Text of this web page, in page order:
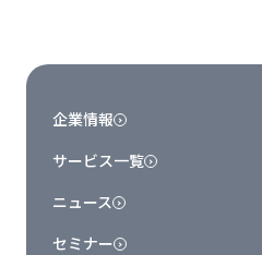
企業情報
サービス一覧
ニュース
セミナー